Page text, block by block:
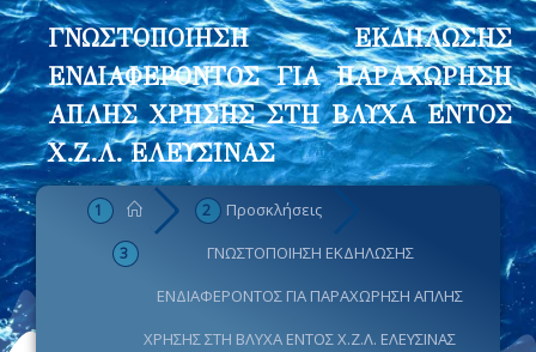
ΓΝΩΣΤΟΠΟΙΗΣΗ ΕΚΔΗΛΩΣΗΣ
ΕΝΔΙΑΦΕΡΟΝΤΟΣ ΓΙΑ ΠΑΡΑΧΩΡΗΣΗ
ΑΠΛΗΣ ΧΡΗΣΗΣ ΣΤΗ ΒΛΥΧΑ ΕΝΤΟΣ
Χ.Ζ.Λ. ΕΛΕΥΣΙΝΑΣ
Προσκλήσεις
ΓΝΩΣΤΟΠΟΙΗΣΗ ΕΚΔΗΛΩΣΗΣ
ΕΝΔΙΑΦΕΡΟΝΤΟΣ ΓΙΑ ΠΑΡΑΧΩΡΗΣΗ ΑΠΛΗΣ
ΧΡΗΣΗΣ ΣΤΗ ΒΛΥΧΑ ΕΝΤΟΣ Χ.Ζ.Λ. ΕΛΕΥΣΙΝΑΣ